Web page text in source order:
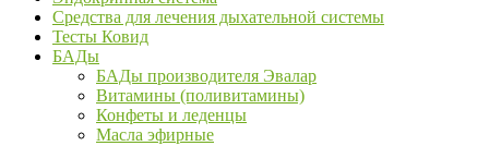
Средства для лечения дыхательной системы
Тесты Ковид
БАДы
БАДы производителя Эвалар
Витамины (поливитамины)
Конфеты и леденцы
Масла эфирные